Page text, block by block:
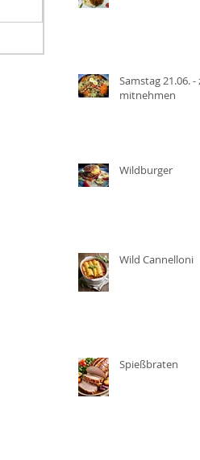
Samstag 21.06. -
mitnehmen
Wildburger
Wild Cannelloni
Spießbraten